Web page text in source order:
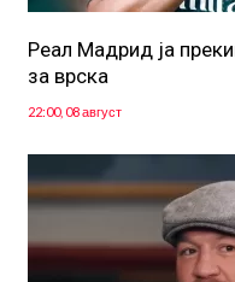
Реал Мадрид ја
за врска
22:00, 08 август